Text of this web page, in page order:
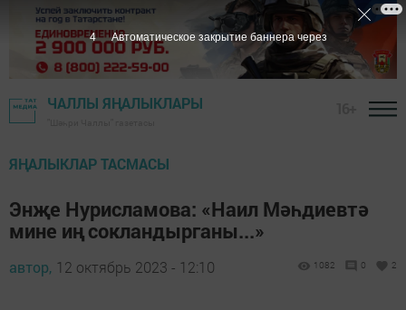
ЧАЛЛЫ ЯҢАЛЫКЛАРЫ
ЯҢАЛЫКЛАР ТАСМАСЫ
Энҗе Нурисламова: «Наил Мәһдиевтә
мине иң сокландырганы...»
автор, 12 октябрь 2023 - 12:10 1082 0 2
3 Автоматическое закрытие баннера через